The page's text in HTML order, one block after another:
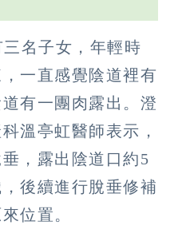
名子女，年輕時
一直感覺陰道裡有
有一團肉露出。澄
溫亭虹醫師表示，
，露出陰道口約5
後續進行脫垂修補
位置。